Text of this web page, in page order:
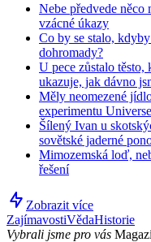
Nebe předvede něco
vzácné úkazy
Co by se stalo,
dohromady?
U pece zůstalo
ukazuje, jak dávno
Měly neomezené
experimentu
Šílený Ivan u
sovětské jaderné
Mimozemská loď,
řešení
Zobrazit více
ZajímavostiVědaHistorie
Vybrali jsme pro vás